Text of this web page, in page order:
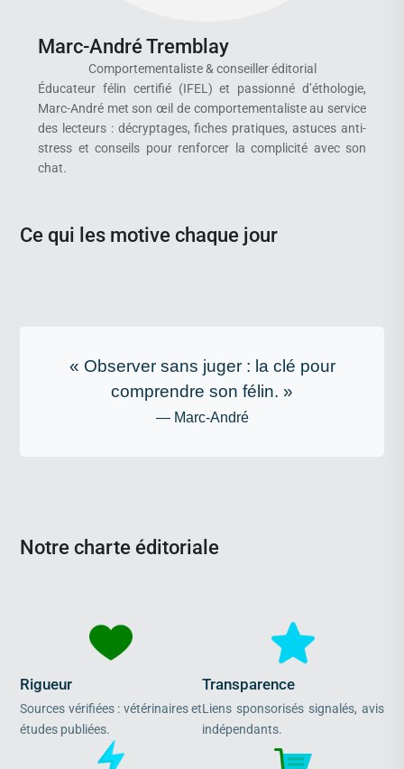
Marc-André Tremblay
Comportementaliste & conseiller éditorial
Éducateur félin certifié (IFEL) et passionné d’éthologie,
Marc-André met son œil de comportementaliste au service
des lecteurs : décryptages, fiches pratiques, astuces anti-
stress et conseils pour renforcer la complicité avec son
chat.
Ce qui les motive chaque jour
« Observer sans juger : la clé pour
comprendre son félin. »
— Marc-André
Notre charte éditoriale
Rigueur
Sources vérifiées : vétérinaires et
études publiées.
Transparence
Liens sponsorisés signalés, avis
indépendants.